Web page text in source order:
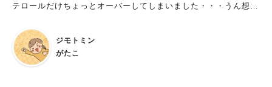
テロールだけちょっとオーバーしてしまいました・・・うん想定
でのスロージョグのおかげかしら、ぐふふ。 （測り方の違いだ
よとか言わないで…） さて先日、 ルーティンワークの出前館パ
トロールをしていて「ファッ！？」と変な声を出して二度見。
ジモトミン
がたこ